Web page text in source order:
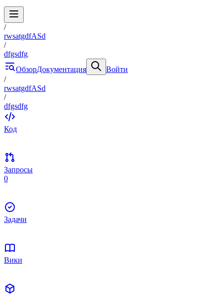
/
rwsatgdfASd
/
dfgsdfg
ОбзорДокументация
Войти
/
rwsatgdfASd
/
dfgsdfg
Код
Запросы
0
Задачи
Вики